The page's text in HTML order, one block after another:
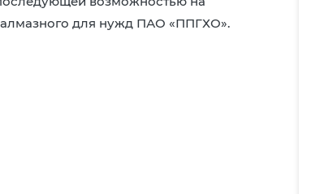
алмазного для нужд ПАО «ППГХО».